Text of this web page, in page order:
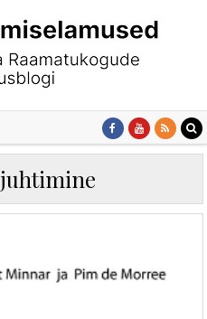
juhtimine